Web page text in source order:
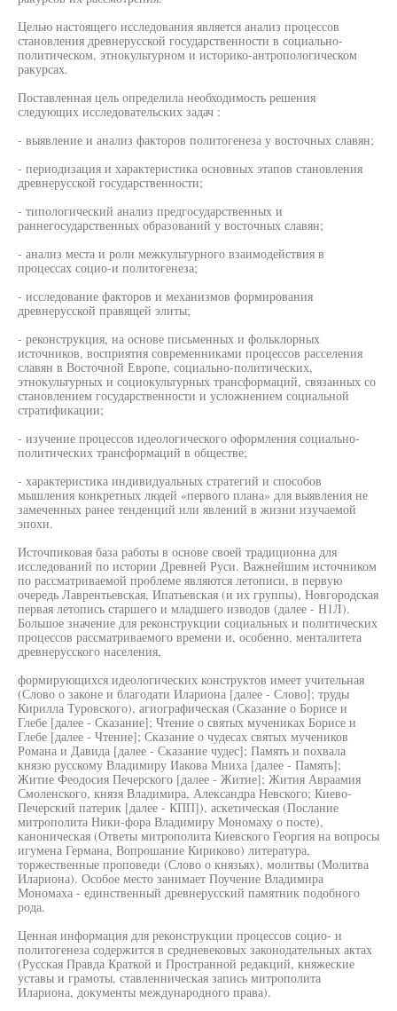
Целью настоящего исследования является анализ процессов
становления древнерусской государственности в социально-
политическом, этнокультурном и историко-антропологическом
ракурсах.
Поставленная цель определила необходимость решения
следующих исследовательских задач :
- выявление и анализ факторов политогенеза у восточных славян;
- периодизация и характеристика основных этапов становления
древнерусской государственности;
- типологический анализ предгосударственных и
раннегосударственных образований у восточных славян;
- анализ места и роли межкультурного взаимодействия в
процессах социо-и политогенеза;
- исследование факторов и механизмов формирования
древнерусской правящей элиты;
- реконструкция, на основе письменных и фольклорных
источников, восприятия современниками процессов расселения
славян в Восточной Европе, социально-политических,
этнокультурных и социокультурных трансформаций, связанных со
становлением государственности и усложнением социальной
стратификации;
- изучение процессов идеологического оформления социально-
политических трансформаций в обществе;
- характеристика индивидуальных стратегий и способов
мышления конкретных людей «первого плана» для выявления не
замеченных ранее тенденций или явлений в жизни изучаемой
эпохи.
Источпиковая база работы в основе своей традиционна для
исследований по истории Древней Руси. Важнейшим источником
по рассматриваемой проблеме являются летописи, в первую
очередь Лаврентьевская, Ипатьевская (и их группы), Новгородская
первая летопись старшего и младшего изводов (далее - Н1Л).
Большое значение для реконструкции социальных и политических
процессов рассматриваемого времени и, особенно, менталитета
древнерусского населения,
формирующихся идеологических конструктов имеет учительная
(Слово о законе и благодати Илариона [далее - Слово]; труды
Кирилла Туровского), агиографическая (Сказание о Борисе и
Глебе [далее - Сказание]; Чтение о святых мучениках Борисе и
Глебе [далее - Чтение]; Сказание о чудесах святых мучеников
Романа и Давида [далее - Сказание чудес]; Память и похвала
князю русскому Владимиру Иакова Мниха [далее - Память];
Житие Феодосия Печерского [далее - Житие]; Жития Авраамия
Смоленского, князя Владимира, Александра Невского; Киево-
Печерский патерик [далее - КПП]), аскетическая (Послание
митрополита Ники-фора Владимиру Мономаху о посте),
каноническая (Ответы митрополита Киевского Георгия на вопросы
игумена Германа, Вопрошание Кириково) литература,
торжественные проповеди (Слово о князьях), молитвы (Молитва
Илариона). Особое место занимает Поучение Владимира
Мономаха - единственный древнерусский памятник подобного
рода.
Ценная информация для реконструкции процессов социо- и
политогенеза содержится в средневековых законодательных актах
(Русская Правда Краткой и Пространной редакций, княжеские
уставы и грамоты, ставленническая запись митрополита
Илариона, документы международного права).